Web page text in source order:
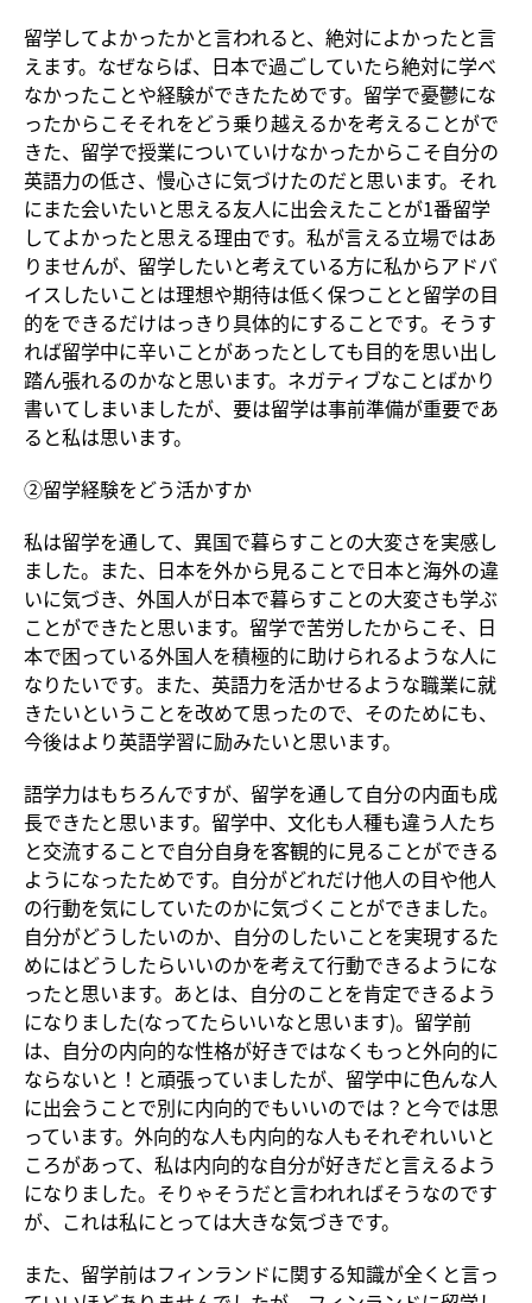
留学してよかったかと言われると、絶対によかったと言
えます。なぜならば、日本で過ごしていたら絶対に学べ
なかったことや経験ができたためです。留学で憂鬱にな
ったからこそそれをどう乗り越えるかを考えることがで
きた、留学で授業についていけなかったからこそ自分の
英語力の低さ、慢心さに気づけたのだと思います。それ
にまた会いたいと思える友人に出会えたことが1番留学
してよかったと思える理由です。私が言える立場ではあ
りませんが、留学したいと考えている方に私からアドバ
イスしたいことは理想や期待は低く保つことと留学の目
的をできるだけはっきり具体的にすることです。そうす
れば留学中に辛いことがあったとしても目的を思い出し
踏ん張れるのかなと思います。ネガティブなことばかり
書いてしまいましたが、要は留学は事前準備が重要であ
ると私は思います。
②留学経験をどう活かすか
私は留学を通して、異国で暮らすことの大変さを実感し
ました。また、日本を外から見ることで日本と海外の違
いに気づき、外国人が日本で暮らすことの大変さも学ぶ
ことができたと思います。留学で苦労したからこそ、日
本で困っている外国人を積極的に助けられるような人に
なりたいです。また、英語力を活かせるような職業に就
きたいということを改めて思ったので、そのためにも、
今後はより英語学習に励みたいと思います。
語学力はもちろんですが、留学を通して自分の内面も成
長できたと思います。留学中、文化も人種も違う人たち
と交流することで自分自身を客観的に見ることができる
ようになったためです。自分がどれだけ他人の目や他人
の行動を気にしていたのかに気づくことができました。
自分がどうしたいのか、自分のしたいことを実現するた
めにはどうしたらいいのかを考えて行動できるようにな
ったと思います。あとは、自分のことを肯定できるよう
になりました(なってたらいいなと思います)。留学前
は、自分の内向的な性格が好きではなくもっと外向的に
ならないと！と頑張っていましたが、留学中に色んな人
に出会うことで別に内向的でもいいのでは？と今では思
っています。外向的な人も内向的な人もそれぞれいいと
ころがあって、私は内向的な自分が好きだと言えるよう
になりました。そりゃそうだと言われればそうなのです
が、これは私にとっては大きな気づきです。
また、留学前はフィンランドに関する知識が全くと言っ